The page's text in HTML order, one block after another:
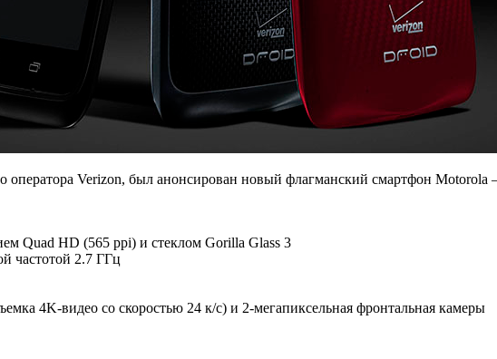
оператора Verizon, был анонсирован новый флагманский смартфон
Quad HD (565 ppi) и стеклом Gorilla Glass 3
частотой 2.7 ГГц
4K-видео со скоростью 24 к/с) и 2-мегапиксельная фронтальная камеры